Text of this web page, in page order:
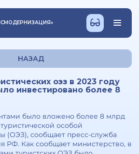
»
НАЗАД
оэз в 2023 году
инвестировано более 8
было вложено более 8 млрд
особой
(ОЭЗ), сообщает пресс-служба
РФ. Как сообщает министерство, в